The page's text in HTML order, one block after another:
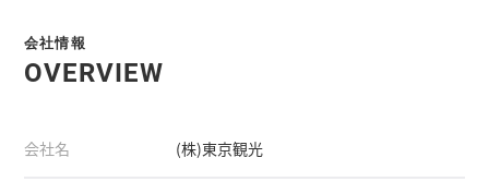
会社情報
OVERVIEW
会社名 (株)東京観光